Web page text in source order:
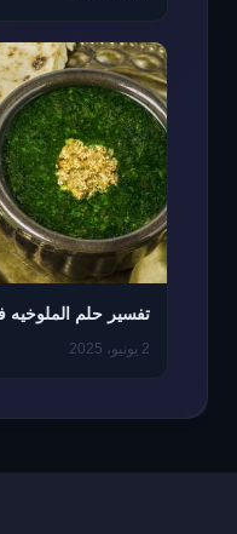
تفسير حلم الملوخيه
2 يونيو، 2025